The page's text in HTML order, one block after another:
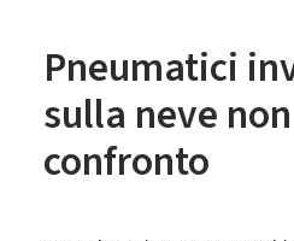
Pneumatici
sulla neve
confronto